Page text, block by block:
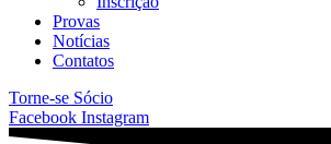
Provas
Notícias
Contatos
Torne-se Sócio
Facebook Instagram